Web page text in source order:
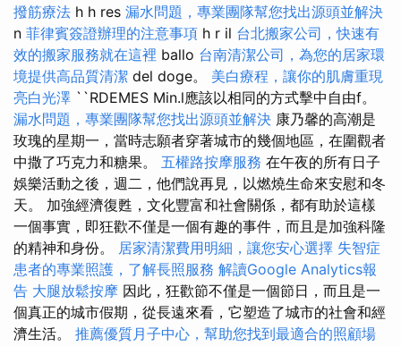
撥筋療法 h h res 漏水問題，專業團隊幫您找出源頭並解決
n 菲律賓簽證辦理的注意事項 h r il 台北搬家公司，快速有
效的搬家服務就在這裡 ballo 台南清潔公司，為您的居家環
境提供高品質清潔 del doge。 美白療程，讓你的肌膚重現
亮白光澤 ``RDEMES Min.l應該以相同的方式擊中自由f。
漏水問題，專業團隊幫您找出源頭並解決 康乃馨的高潮是
玫瑰的星期一，當時志願者穿著城市的幾個地區，在圍觀者
中撒了巧克力和糖果。 五權路按摩服務 在午夜的所有日子
娛樂活動之後，週二，他們說再見，以燃燒生命來安慰和冬
天。 加強經濟復甦，文化豐富和社會關係，都有助於這樣
一個事實，即狂歡不僅是一個有趣的事件，而且是加強科隆
的精神和身份。 居家清潔費用明細，讓您安心選擇 失智症
患者的專業照護，了解長照服務 解讀Google Analytics報
告 大腿放鬆按摩 因此，狂歡節不僅是一個節日，而且是一
個真正的城市假期，從長遠來看，它塑造了城市的社會和經
濟生活。 推薦優質月子中心，幫助您找到最適合的照顧場